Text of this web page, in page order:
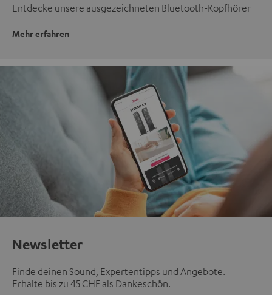
Entdecke unsere ausgezeichneten Bluetooth-Kopfhörer
Mehr erfahren
Newsletter
Finde deinen Sound, Expertentipps und Angebote.
Erhalte bis zu 45 CHF als Dankeschön.